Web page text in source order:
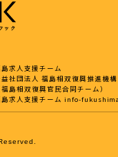
島求人支援チーム
益社団法人 福島相双復興推進機構
福島相双復興官民合同チーム）
島求人支援チームinfo-